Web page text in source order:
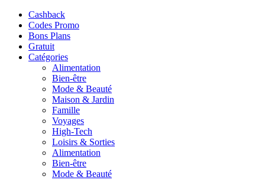
Cashback
Codes Promo
Bons Plans
Gratuit
Catégories
Alimentation
Bien-être
Mode & Beauté
Maison & Jardin
Famille
Voyages
High-Tech
Loisirs & Sorties
Alimentation
Bien-être
Mode & Beauté